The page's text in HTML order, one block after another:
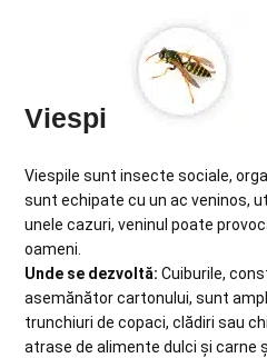
Viespi
Viespile sunt insecte sociale,
sunt echipate cu un ac veninos,
unele cazuri, veninul poate
oameni.
Unde se dezvoltă: Cuiburile,
asemănător cartonului, sunt
trunchiuri de copaci, clădiri sau
atrase de alimente dulci și carne